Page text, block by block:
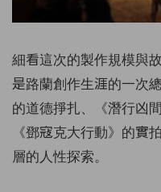
細看這次的製作規模與
是路蘭創作生涯的一次
的道德掙扎、《潛行凶
《鄧寇克大行動》的實
層的人性探索。